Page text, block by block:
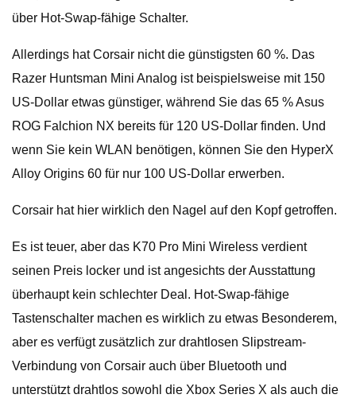
über Hot-Swap-fähige Schalter.
Allerdings hat Corsair nicht die günstigsten 60 %. Das
Razer Huntsman Mini Analog ist beispielsweise mit 150
US-Dollar etwas günstiger, während Sie das 65 % Asus
ROG Falchion NX bereits für 120 US-Dollar finden. Und
wenn Sie kein WLAN benötigen, können Sie den HyperX
Alloy Origins 60 für nur 100 US-Dollar erwerben.
Corsair hat hier wirklich den Nagel auf den Kopf getroffen.
Es ist teuer, aber das K70 Pro Mini Wireless verdient
seinen Preis locker und ist angesichts der Ausstattung
überhaupt kein schlechter Deal. Hot-Swap-fähige
Tastenschalter machen es wirklich zu etwas Besonderem,
aber es verfügt zusätzlich zur drahtlosen Slipstream-
Verbindung von Corsair auch über Bluetooth und
unterstützt drahtlos sowohl die Xbox Series X als auch die